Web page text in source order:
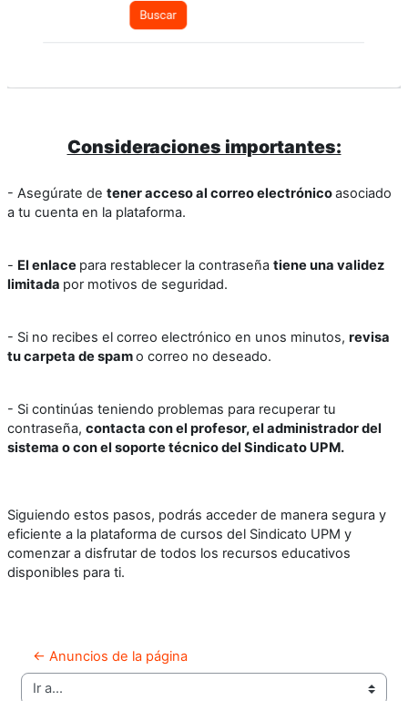
Consideraciones importantes:
- Asegúrate de tener acceso al correo electrónicoasociado
a tu cuenta en la plataforma.
- El enlace para restablecer la contraseña tiene una validez
limitada por motivos de seguridad.
- Si no recibes el correo electrónico en unos minutos, revisa
tu carpeta de spamo correo no deseado.
- Si continúas teniendo problemas para recuperar tu
contraseña, contacta con el profesor, el administrador del
sistema o con el soporte técnico del Sindicato UPM.
Siguiendo estos pasos, podrás acceder de manera segura y
eficiente a la plataforma de cursos del Sindicato UPM y
comenzar a disfrutar de todos los recursos educativos
disponibles para ti.
← Anuncios de la página
Ir a...